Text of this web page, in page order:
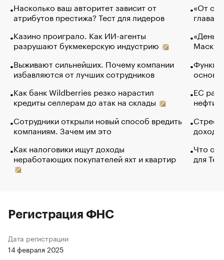
Насколько ваш авторитет зависит от
атрибутов престижа? Тест для лидеров
Казино проиграло. Как ИИ-агенты
разрушают букмекерскую индустрию
Выживают сильнейших. Почему компании
избавляются от лучших сотрудников
Как банк Wildberries резко нарастил
кредиты селлерам до атак на склады
Сотрудники открыли новый способ вредить
компаниям. Зачем им это
Как налоговики ищут доходы
неработающих покупателей яхт и квартир
«От
глава
Маск в
основ
ЕС
нефти
Что
для
Регистрация ФНС
Дата регистрации
14 февраля 2025